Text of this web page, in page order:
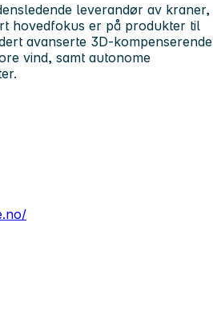
leverandør av kraner,
hovedfokus er på produkter til
avanserte 3D-kompenserende
vind, samt autonome